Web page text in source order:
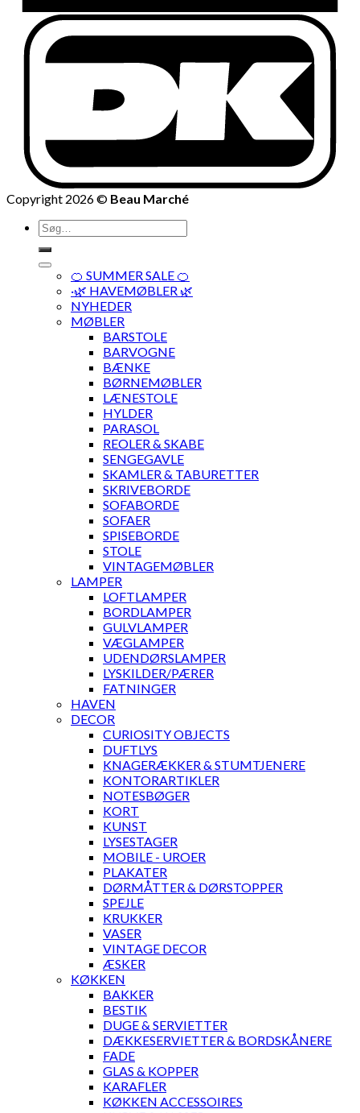
Copyright 2026 © Beau Marché
Søg
efter:
🍊 SUMMER SALE 🍊
·🌿 HAVEMØBLER 🌿
NYHEDER
MØBLER
BARSTOLE
BARVOGNE
BÆNKE
BØRNEMØBLER
LÆNESTOLE
HYLDER
PARASOL
REOLER & SKABE
SENGEGAVLE
SKAMLER & TABURETTER
SKRIVEBORDE
SOFABORDE
SOFAER
SPISEBORDE
STOLE
VINTAGEMØBLER
LAMPER
LOFTLAMPER
BORDLAMPER
GULVLAMPER
VÆGLAMPER
UDENDØRSLAMPER
LYSKILDER/PÆRER
FATNINGER
HAVEN
DECOR
CURIOSITY OBJECTS
DUFTLYS
KNAGERÆKKER & STUMTJENERE
KONTORARTIKLER
NOTESBØGER
KORT
KUNST
LYSESTAGER
MOBILE - UROER
PLAKATER
DØRMÅTTER & DØRSTOPPER
SPEJLE
KRUKKER
VASER
VINTAGE DECOR
ÆSKER
KØKKEN
BAKKER
BESTIK
DUGE & SERVIETTER
DÆKKESERVIETTER & BORDSKÅNERE
FADE
GLAS & KOPPER
KARAFLER
KØKKEN ACCESSOIRES